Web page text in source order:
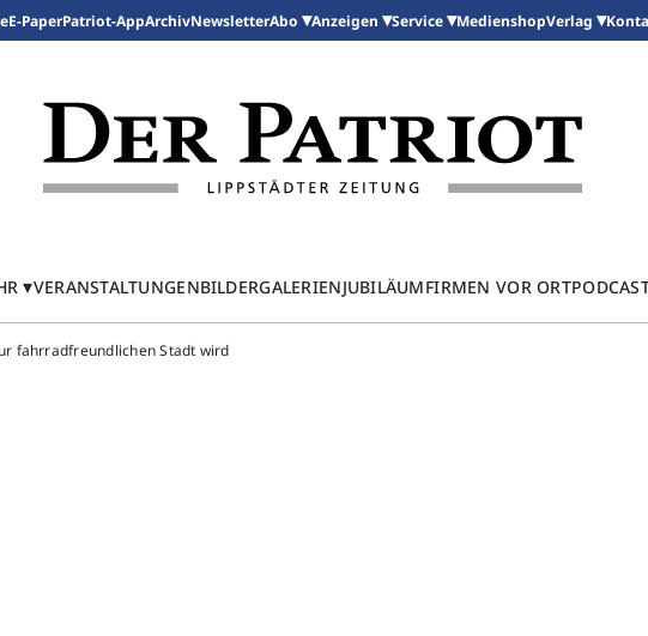
E-PaperPatriot-AppArchivNewsletterAbo Anzeigen Service MedienshopVerlag
VERANSTALTUNGENBILDERGALERIENJUBILÄUMFIRMEN VOR ORT
fahrradfreundlichen Stadt wird